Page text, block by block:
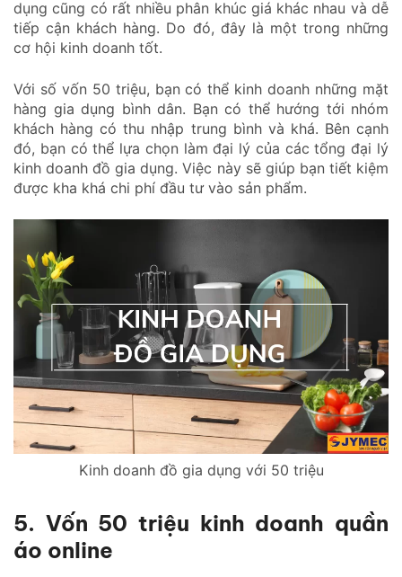
dụng cũng có rất nhiều phân khúc giá khác nhau và dễ
tiếp cận khách hàng. Do đó, đây là một trong những
cơ hội kinh doanh tốt.
Với số vốn 50 triệu, bạn có thể kinh doanh những mặt
hàng gia dụng bình dân. Bạn có thể hướng tới nhóm
khách hàng có thu nhập trung bình và khá. Bên cạnh
đó, bạn có thể lựa chọn làm đại lý của các tổng đại lý
kinh doanh đồ gia dụng. Việc này sẽ giúp bạn tiết kiệm
được kha khá chi phí đầu tư vào sản phẩm.
Kinh doanh đồ gia dụng với 50 triệu
5. Vốn 50 triệu kinh doanh quần
áo online